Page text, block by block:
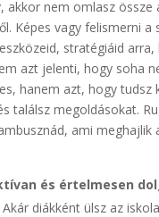
akkor nem omlasz össze
Képes vagy felismerni a
stratégiáid arra,
azt jelenti, hogy soha
hanem azt, hogy tudsz
találsz megoldásokat.
ami meghajlik
és értelmesen
Akár diákként ülsz az